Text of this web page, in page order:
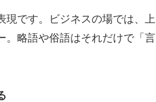
現です。ビジネスの場では、上
。略語や俗語はそれだけで「言